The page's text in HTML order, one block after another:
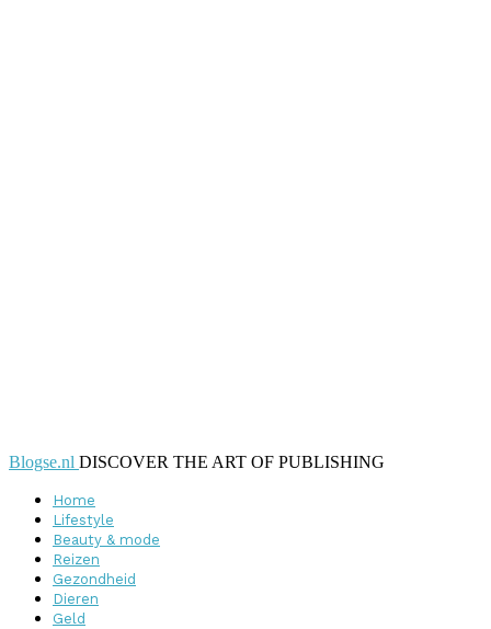
Blogse.nl DISCOVER THE ART OF PUBLISHING
Home
Lifestyle
Beauty & mode
Reizen
Gezondheid
Dieren
Geld